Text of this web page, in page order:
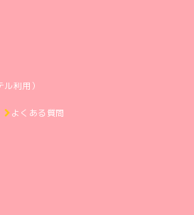
利用）
よくある質問